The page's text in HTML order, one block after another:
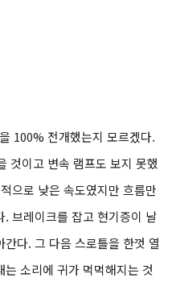
100% 전개했는지 모르겠다.
것이고 변속 램프도 보지 못했
으로 낮은 속도였지만 흐름만
브레이크를 잡고 현기증이 날
다. 그 다음 스로틀을 한껏 열
소리에 귀가 먹먹해지는 것